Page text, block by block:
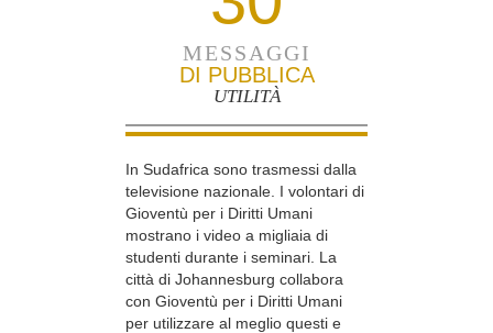
MESSAGGI
DI PUBBLICA
UTILITÀ
In Sudafrica sono trasmessi dalla
televisione nazionale. I volontari di
Gioventù per i Diritti Umani
mostrano i video a migliaia di
studenti durante i seminari. La
città di Johannesburg collabora
con Gioventù per i Diritti Umani
per utilizzare al meglio questi e